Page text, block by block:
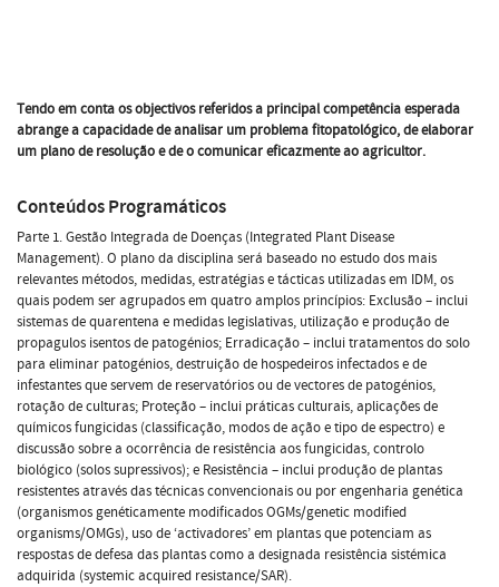
Tendo em conta os objectivos referidos a principal competência esperada
abrange a capacidade de analisar um problema fitopatológico, de elaborar
um plano de resolução e de o comunicar eficazmente ao agricultor.
Conteúdos Programáticos
Parte 1. Gestão Integrada de Doenças (Integrated Plant Disease
Management). O plano da disciplina será baseado no estudo dos mais
relevantes métodos, medidas, estratégias e tácticas utilizadas em IDM, os
quais podem ser agrupados em quatro amplos princípios: Exclusão – inclui
sistemas de quarentena e medidas legislativas, utilização e produção de
propagulos isentos de patogénios; Erradicação – inclui tratamentos do solo
para eliminar patogénios, destruição de hospedeiros infectados e de
infestantes que servem de reservatórios ou de vectores de patogénios,
rotação de culturas; Proteção – inclui práticas culturais, aplicações de
químicos fungicidas (classificação, modos de ação e tipo de espectro) e
discussão sobre a ocorrência de resistência aos fungicidas, controlo
biológico (solos supressivos); e Resistência – inclui produção de plantas
resistentes através das técnicas convencionais ou por engenharia genética
(organismos genéticamente modificados OGMs/genetic modified
organisms/OMGs), uso de ‘activadores’ em plantas que potenciam as
respostas de defesa das plantas como a designada resistência sistémica
adquirida (systemic acquired resistance/SAR).